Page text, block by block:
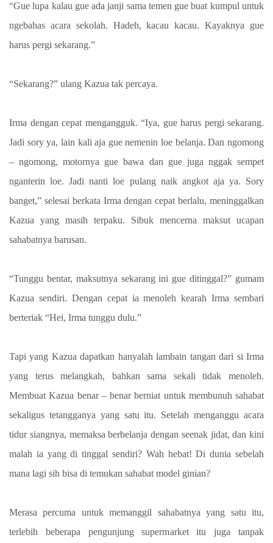
“Gue lupa kalau gue ada janji sama temen gue buat kumpul untuk
ngebahas acara sekolah. Hadeh, kacau kacau. Kayaknya gue
harus pergi sekarang.”
“Sekarang?” ulang Kazua tak percaya.
Irma dengan cepat mengangguk. “Iya, gue harus pergi sekarang.
Jadi sory ya, lain kali aja gue nemenin loe belanja. Dan ngomong
– ngomong, motornya gue bawa dan gue juga nggak sempet
nganterin loe. Jadi nanti loe pulang naik angkot aja ya. Sory
banget,” selesai berkata Irma dengan cepat berlalu, meninggalkan
Kazua yang masih terpaku. Sibuk mencerna maksut ucapan
sahabatnya barusan.
“Tunggu bentar, maksutnya sekarang ini gue ditinggal?” gumam
Kazua sendiri. Dengan cepat ia menoleh kearah Irma sembari
berteriak “Hei, Irma tunggu dulu.”
Tapi yang Kazua dapatkan hanyalah lambain tangan dari si Irma
yang terus melangkah, bahkan sama sekali tidak menoleh.
Membuat Kazua benar – benar berniat untuk membunuh sahabat
sekaligus tetangganya yang satu itu. Setelah menganggu acara
tidur siangnya, memaksa berbelanja dengan seenak jidat, dan kini
malah ia yang di tinggal sendiri? Wah hebat! Di dunia sebelah
mana lagi sih bisa di temukan sahabat model ginian?
Merasa percuma untuk memanggil sahabatnya yang satu itu,
terlebih beberapa pengunjung supermarket itu juga tanpak